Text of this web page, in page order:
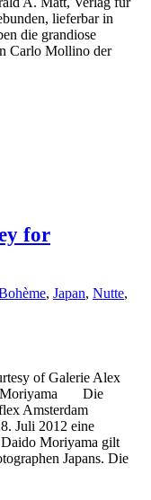
lieferbar in
die grandiose
Carlo Mollino der
for
, Japan, Nutte,
of Galerie Alex
Moriyama Die
Amsterdam
Juli 2012 eine
Moriyama gilt
Japans. Die